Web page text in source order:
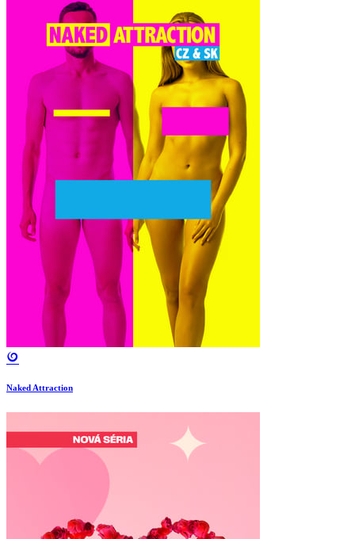
Naked Attraction